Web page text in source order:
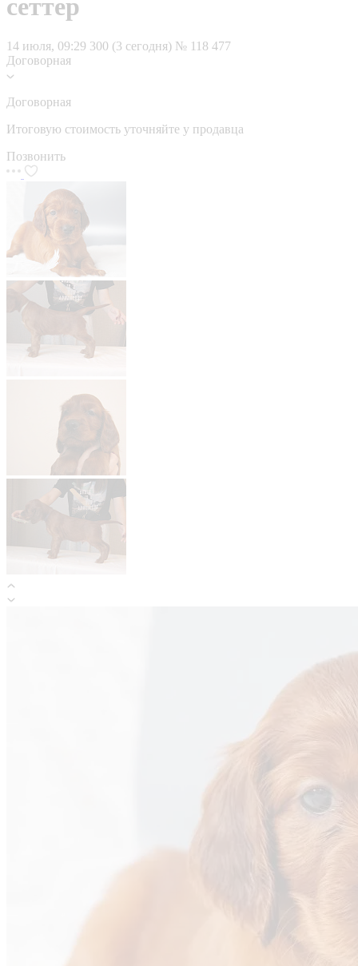
сеттер
14 июля, 09:29 300 (3 сегодня) № 118 477
Договорная
Договорная
Итоговую стоимость уточняйте у продавца
Позвонить